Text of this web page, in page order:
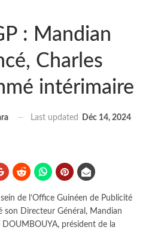
: Mandian
Charles
intérimaire
Last updated Déc 14, 2024
de l’Office Guinéen de Publicité
son Directeur Général, Mandian
DOUMBOUYA, président de la